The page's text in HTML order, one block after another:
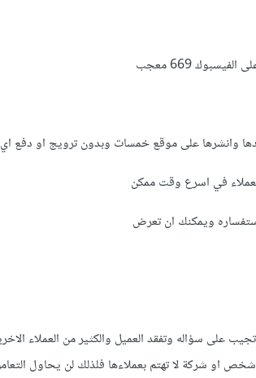
وانشرها على موقع خمسات وبدون ترويج او دفع
في اسرع وقت ممكن
ويمكنك ان تعرض
سؤاله وتفقد العميل والكثير من العملاء
او شركة لا تهتم بعملاءها فلذلك لن يحاول